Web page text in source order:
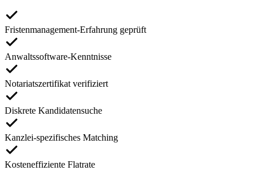
Fristenmanagement-Erfahrung geprüft
Anwaltssoftware-Kenntnisse
Notariatszertifikat verifiziert
Diskrete Kandidatensuche
Kanzlei-spezifisches Matching
Kosteneffiziente Flatrate